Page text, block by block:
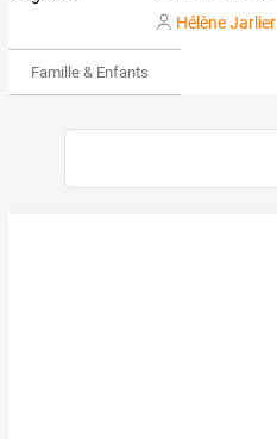
Hélène Jarlier
Famille & Enfants